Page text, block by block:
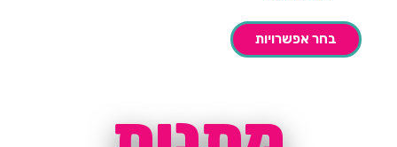
בחר אפשרויות